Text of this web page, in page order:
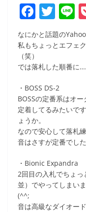
F
a
c
e
b
o
o
k
T
w
itt
er
n
e
なにかと話題の
私もちょっとエフェ
（笑）
では落札した順番に….
・BOSS DS-2
BOSSの定番系はオ
定着してるみたいで
ょうか。
なので安心して落札
音はさすが定番でし
・Bionic Expandra
2回目の入札でちょ
並）でやってしまい
(^^;
音は高級なダイオー